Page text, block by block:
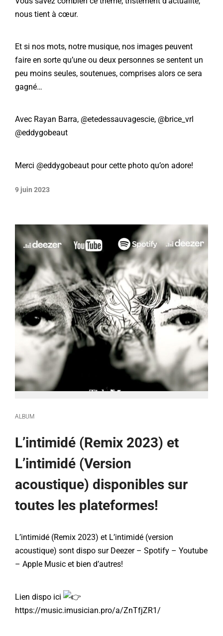
nous tient à cœur.
Et si nos mots, notre musique, nos images peuvent
faire en sorte qu’une ou deux personnes se sentent un
peu moins seules, soutenues, comprises alors ce sera
gagné…
Avec Rayan Barra, @etedessauvagescie, @brice_vrl
@eddygobeaut
Merci @eddygobeaut pour cette photo qu’on adore!
9 juin 2023
ALBUM
L’intimidé (Remix 2023) et
L’intimidé (Version
acoustique) disponibles sur
toutes les plateformes!
L’intimidé (Remix 2023) et L’intimidé (version
acoustique) sont dispo sur Deezer – Spotify – Youtube
– Apple Music et bien d’autres!
Lien dispo ici
https://music.imusician.pro/a/ZnTfjZR1/